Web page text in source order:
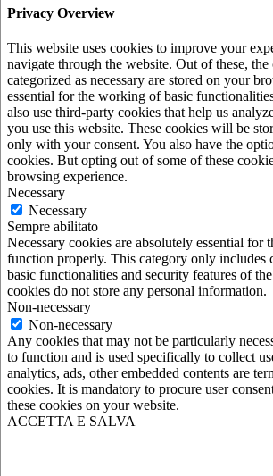
Privacy Overview
This website uses cookies to improve your
navigate through the website. Out of these, the
categorized as necessary are stored on your
essential for the working of basic
also use third-party cookies that help us
you use this website. These cookies will be
only with your consent. You also have the
cookies. But opting out of some of these
browsing experience.
Necessary
Necessary
Sempre abilitato
Necessary cookies are absolutely essential for
function properly. This category only includes
basic functionalities and security features of
cookies do not store any personal information.
Non-necessary
Non-necessary
Any cookies that may not be particularly
to function and is used specifically to collect
analytics, ads, other embedded contents are
cookies. It is mandatory to procure user
these cookies on your website.
ACCETTA E SALVA